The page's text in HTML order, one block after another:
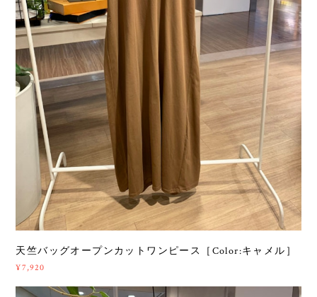
天竺バッグオープンカットワンピース［Color:キャメル］
¥7,920